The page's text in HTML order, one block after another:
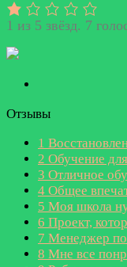
1 из 5 звёзд. 7
Отзывы
1
2 Обучение
3 Отличное
4 Общее
5 Моя школа
6 Проект,
7 Менеджер
8 Мне все